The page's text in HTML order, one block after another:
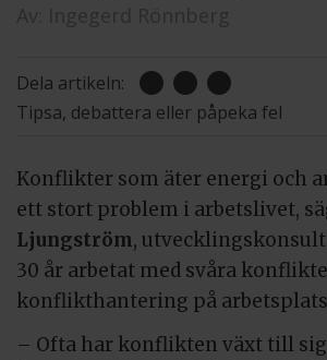
Dela artikeln:
Tipsa, debattera eller påpeka fel
Konflikter som äter energi och
ett stort problem i arbetslivet,
Ljungström,
30 år arbetat med svåra
konflikthantering på
– Ofta har konflikten växt till